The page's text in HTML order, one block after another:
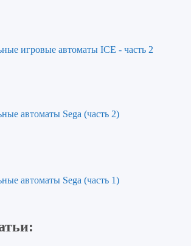
игровые автоматы ICE - часть 2
автоматы Sega (часть 2)
автоматы Sega (часть 1)